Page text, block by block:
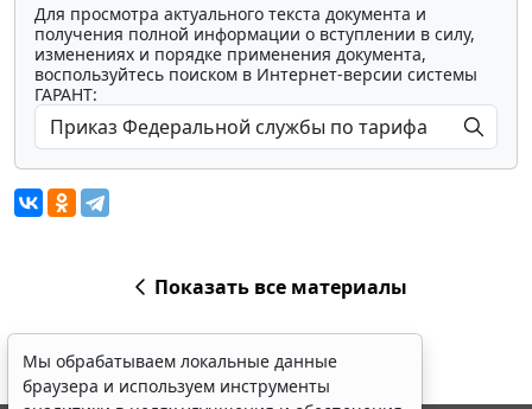
Для просмотра актуального текста документа и
получения полной информации о вступлении в силу,
изменениях и порядке применения документа,
воспользуйтесь поиском в Интернет-версии системы
ГАРАНТ:
Показать все материалы
Мы обрабатываем локальные данные
браузера и используем инструменты